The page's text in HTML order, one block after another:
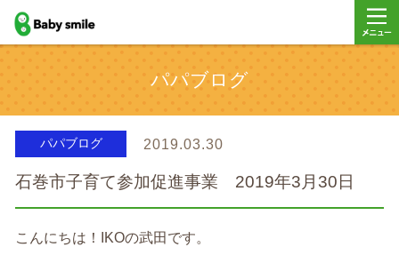
baby smile
パパブログ
パパブログ 2019.03.30
石巻市子育て参加促進事業 2019年3月30日
こんにちは！IKOの武田です。